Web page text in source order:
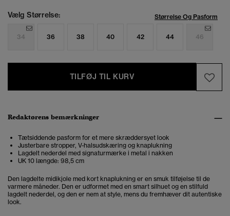
Vælg Størrelse: Størrelse Og Pasform
34 36 38 40 42 44 46
TILFØJ TIL KURV
Redaktørens bemærkninger
Tætsiddende pasform for et mere skræddersyet look
Justerbare stropper, V-halsudskæring og knaplukning
Lagdelt nederdel med signaturmærke i metal i nakken
UK 10 længde: 98,5 cm
Den lagdelte midikjole med kort knaplukning er en smuk tilføjelse til de
varmere måneder. Den er udformet med en smart silhuet og en stilfuld
lagdelt nederdel, og den er nem at style, mens du fremhæver dit autentiske
look.